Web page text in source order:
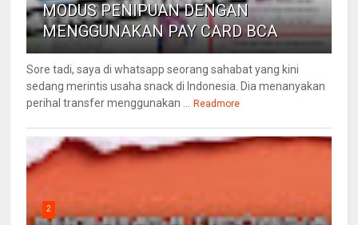
MODUS PENIPUAN DENGAN
MENGGUNAKAN PAY CARD BCA
Sore tadi, saya di whatsapp seorang sahabat yang kini
sedang merintis usaha snack di Indonesia. Dia menanyakan
perihal transfer menggunakan ... Readmore
2